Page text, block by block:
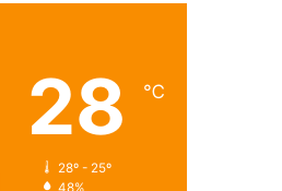
28 ℃
28º - 25º
48%